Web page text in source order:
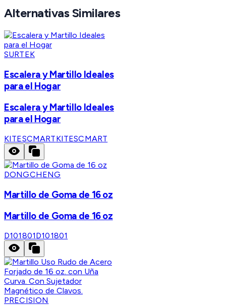
Alternativas Similares
SURTEK
Escalera y Martillo Ideales
para el Hogar
Escalera y Martillo Ideales
para el Hogar
KITESCMARTKITESCMART
DONGCHENG
Martillo de Goma de 16 oz
Martillo de Goma de 16 oz
D101801D101801
PRECISION